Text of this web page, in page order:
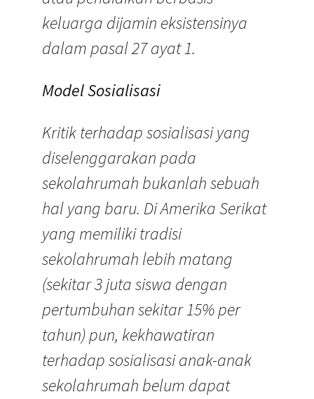
keluarga dijamin eksistensinya
dalam pasal 27 ayat 1.
Model Sosialisasi
Kritik terhadap sosialisasi yang
diselenggarakan pada
sekolahrumah bukanlah sebuah
hal yang baru. Di Amerika Serikat
yang memiliki tradisi
sekolahrumah lebih matang
(sekitar 3 juta siswa dengan
pertumbuhan sekitar 15% per
tahun) pun, kekhawatiran
terhadap sosialisasi anak-anak
sekolahrumah belum dapat